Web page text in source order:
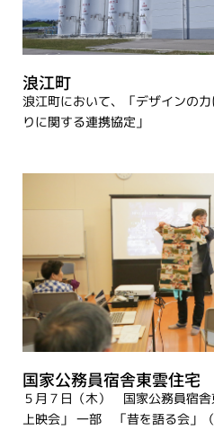
浪江町
浪江町において、「デザインの
りに関する連携協定」
国家公務員宿舎東雲住宅
５月７日（木） 国家公務員宿
上映会」 一部 「昔を語る会」